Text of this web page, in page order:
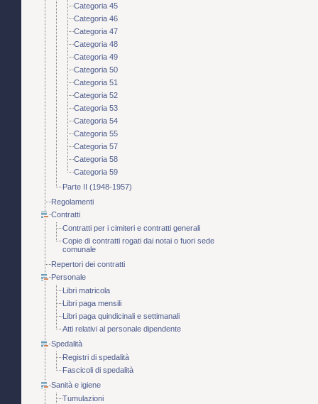
Categoria 45
Categoria 46
Categoria 47
Categoria 48
Categoria 49
Categoria 50
Categoria 51
Categoria 52
Categoria 53
Categoria 54
Categoria 55
Categoria 57
Categoria 58
Categoria 59
Parte II (1948-1957)
Regolamenti
Contratti
Contratti per i cimiteri e contratti generali
Copie di contratti rogati dai notai o fuori sede
comunale
Repertori dei contratti
Personale
Libri matricola
Libri paga mensili
Libri paga quindicinali e settimanali
Atti relativi al personale dipendente
Spedalità
Registri di spedalità
Fascicoli di spedalità
Sanità e igiene
Tumulazioni